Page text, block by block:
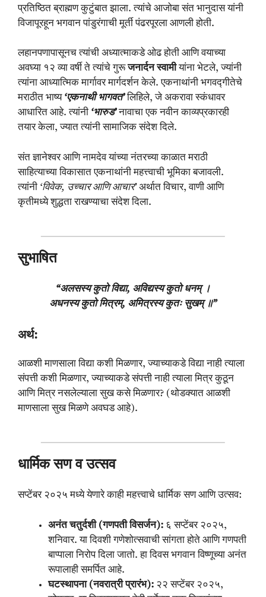
प्रतिष्ठित ब्राह्मण कुटुंबात झाला. त्यांचे आजोबा संत भानुदास यांनी
विजापूरहून भगवान पांडुरंगाची मूर्ती पंढरपूरला आणली होती.
लहानपणापासूनच त्यांची अध्यात्माकडे ओढ होती आणि वयाच्या
अवघ्या १२ व्या वर्षी ते त्यांचे गुरूजनार्दन स्वामीयांना भेटले, ज्यांनी
त्यांना आध्यात्मिक मार्गावर मार्गदर्शन केले. एकनाथांनी भगवद्गीतेचे
मराठीत भाष्य ‘एकनाथी भागवत’लिहिले, जे अकरावा स्कंधावर
आधारित आहे. त्यांनी ‘भारुड’नावाचा एक नवीन काव्यप्रकारही
तयार केला, ज्यात त्यांनी सामाजिक संदेश दिले.
संत ज्ञानेश्वर आणि नामदेव यांच्या नंतरच्या काळात मराठी
साहित्याच्या विकासात एकनाथांनी महत्त्वाची भूमिका बजावली.
त्यांनी ‘विवेक, उच्चार आणि आचार’अर्थात विचार, वाणी आणि
कृतीमध्ये शुद्धता राखण्याचा संदेश दिला.
सुभाषित
“अलसस्य कुतो विद्या, अविद्यस्य कुतो धनम् ।
अधनस्य कुतो मित्रम्, अमित्रस्य कुतः सुखम् ॥”
अर्थ:
आळशी माणसाला विद्या कशी मिळणार, ज्याच्याकडे विद्या नाही त्याला
संपत्ती कशी मिळणार, ज्याच्याकडे संपत्ती नाही त्याला मित्र कुठून
आणि मित्र नसलेल्याला सुख कसे मिळणार? (थोडक्यात आळशी
माणसाला सुख मिळणे अवघड आहे).
धार्मिक सण व उत्सव
सप्टेंबर २०२५ मध्ये येणारे काही महत्त्वाचे धार्मिक सण आणि उत्सव:
अनंत चतुर्दशी (गणपती विसर्जन): ६ सप्टेंबर २०२५,
शनिवार. या दिवशी गणेशोत्सवाची सांगता होते आणि गणपती
बाप्पाला निरोप दिला जातो. हा दिवस भगवान विष्णूच्या अनंत
रूपालाही समर्पित आहे.
घटस्थापना (नवरात्री प्रारंभ): २२ सप्टेंबर २०२५,